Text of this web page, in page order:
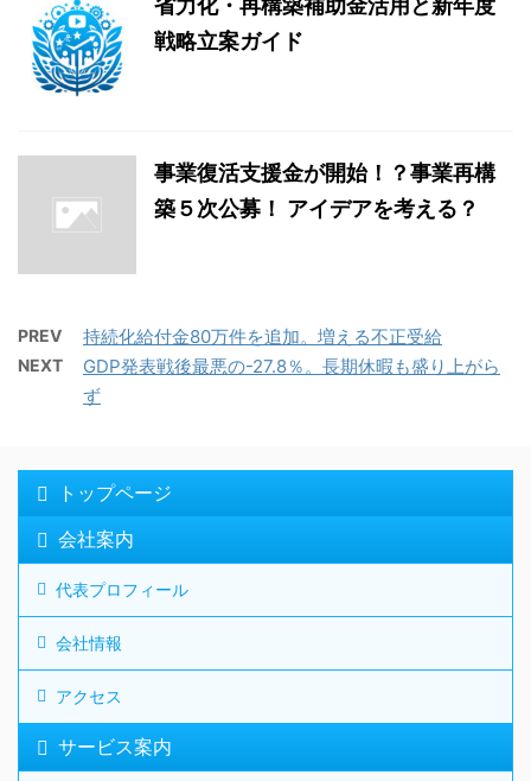
省力化・再構築補助金活用と新年度
戦略立案ガイド
事業復活支援金が開始！？事業再構
築５次公募！ アイデアを考える？
PREV 持続化給付金80万件を追加。増える不正受給
NEXT
GDP発表戦後最悪の-27.8％。長期休暇も盛り上がら
ず
トップページ
会社案内
代表プロフィール
会社情報
アクセス
サービス案内